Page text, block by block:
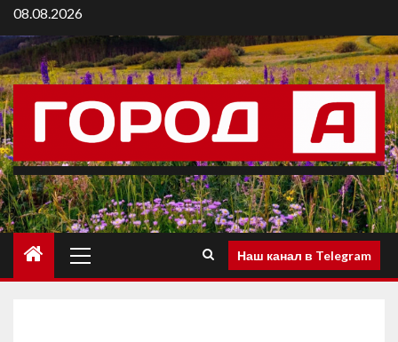
08.08.2026
Наш канал в Telegram